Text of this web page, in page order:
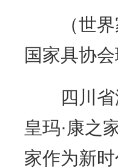
（世界家
国家具协
四川省浙
皇玛·康之
家作为新